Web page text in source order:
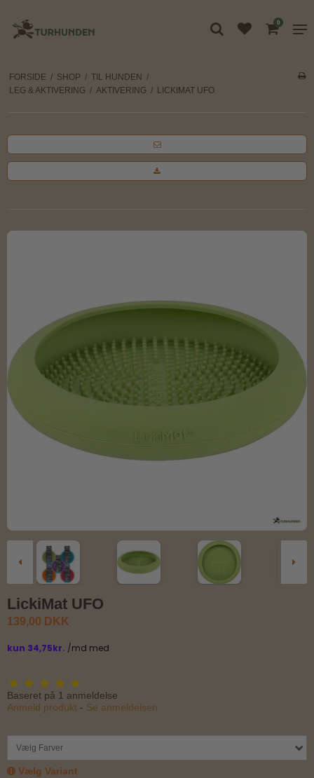
0
FORSIDE / SHOP / TIL HUNDEN /
LEG & AKTIVERING / AKTIVERING / LICKIMAT UFO
LickiMat UFO
139,00 DKK
Baseret på 1 anmeldelse
Anmeld produkt - Se anmeldelsen
Vælg Farver
Vælg Variant